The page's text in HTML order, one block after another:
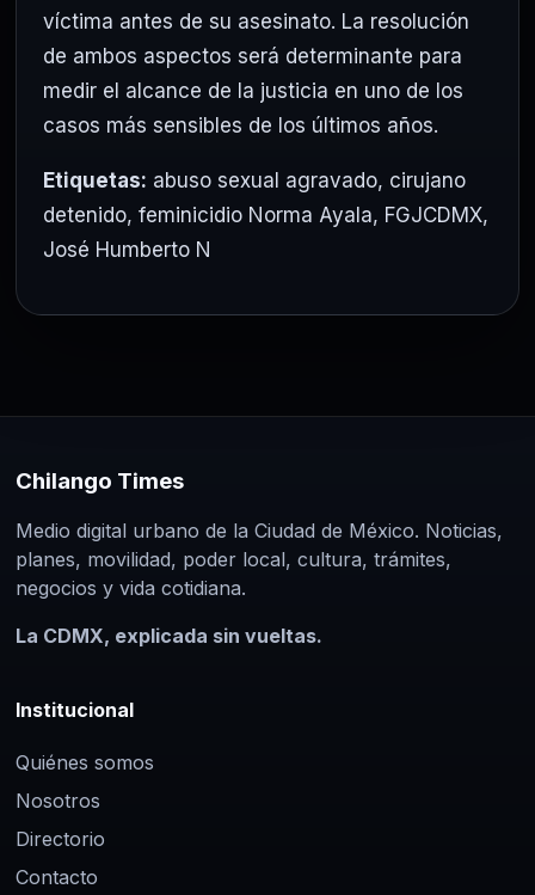
víctima antes de su asesinato. La resolución
de ambos aspectos será determinante para
medir el alcance de la justicia en uno de los
casos más sensibles de los últimos años.
Etiquetas: abuso sexual agravado, cirujano
detenido, feminicidio Norma Ayala, FGJCDMX,
José Humberto N
Chilango Times
Medio digital urbano de la Ciudad de México. Noticias,
planes, movilidad, poder local, cultura, trámites,
negocios y vida cotidiana.
La CDMX, explicada sin vueltas.
Institucional
Quiénes somos
Nosotros
Directorio
Contacto